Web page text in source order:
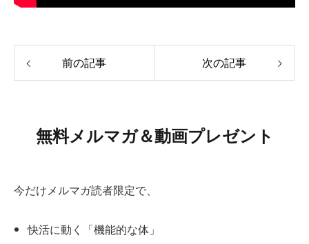
前の記事 次の記事
無料メルマガ＆動画プレゼント
今だけメルマガ読者限定で、
快活に動く「機能的な体」